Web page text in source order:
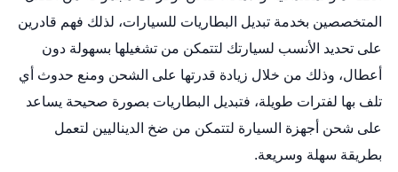
المتخصصين بخدمة تبديل البطاريات للسيارات، لذلك فهم قادرين
على تحديد الأنسب لسيارتك لتتمكن من تشغيلها بسهولة دون
أعطال، وذلك من خلال زيادة قدرتها على الشحن ومنع حدوث أي
تلف بها لفترات طويلة، فتبديل البطاريات بصورة صحيحة يساعد
على شحن أجهزة السيارة لتتمكن من ضخ الديناليين لتعمل
بطريقة سهلة وسريعة.